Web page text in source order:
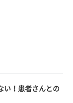
い！患者さんとの